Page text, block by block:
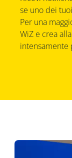
se uno dei
Per una
WiZ e crea
intensamente